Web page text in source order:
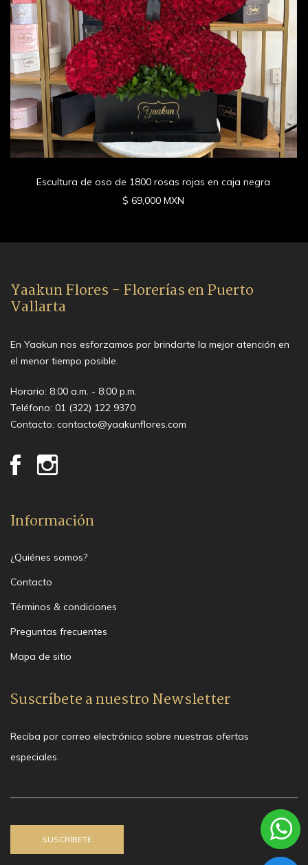
Escultura de oso de 1800 rosas rojas en caja negra
$ 69,000 MXN
Yaakun Flores - Florerías en Puerto
Vallarta
En Yaakun nos esforzamos por brindarte la mejor atención en
el menor tiempo posible.
Horario: 8:00 a.m. - 8:00 p.m.
Teléfono: 01 (322) 122 9370
Contacto: contacto@yaakunflores.com
Información
¿Quiénes somos?
Contacto
Términos & condiciones
Preguntas frecuentes
Mapa de sitio
Suscríbete a nuestro Newsletter
Reciba por correo electrónico sobre nuestras ofertas
especiales.